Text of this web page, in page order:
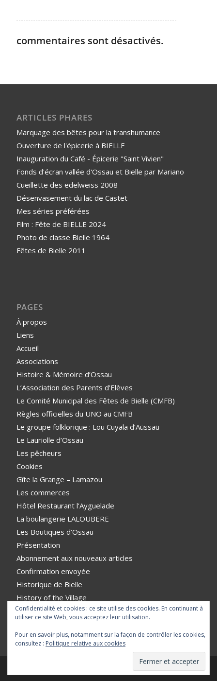
commentaires sont désactivés.
ARTICLES PHARES
Marquage des bêtes pour la transhumance
Ouverture de l'épicerie à BIELLE
Inauguration du Café - Épicerie "Saint Vivien"
Fonds d'écran vallée d'Ossau et Bielle par Mariano
Cueillette des edelweiss 2008
Désenvasement du lac de Castet
Mes séries préférées
Film : Fête de BIELLE 2024
Photo de classe Bielle 1964
Fêtes de Bielle 2011
PAGES
À propos
Liens
Accueil
Associations
Histoire & Mémoire d’Ossau
L’Association des Parents d’Elèves
Le Comité Municipal des Fêtes de Bielle (CMFB)
Règles officielles du UNO au CMFB
Le groupe folklorique : Lou Cuyala d’Aüssaü
Le Lauriolle d’Ossau
Les pêcheurs
Cookies
Gîte la Grange – Lamazou
Les commerces
Hôtel Restaurant l’Ayguelade
La boulangerie LALOUBERE
Les Boutiques d’Ossau
Présentation
Abonnement aux nouveaux articles
Confirmation envoyée
Historique de Bielle
History of the Village
VTT
Mentions légales
Confidentialité et cookies : ce site utilise des cookies. En continuant à
utiliser ce site Web, vous acceptez leur utilisation.
Pour en savoir plus, notamment sur la façon de contrôler les cookies,
consultez : Politique relative aux cookies